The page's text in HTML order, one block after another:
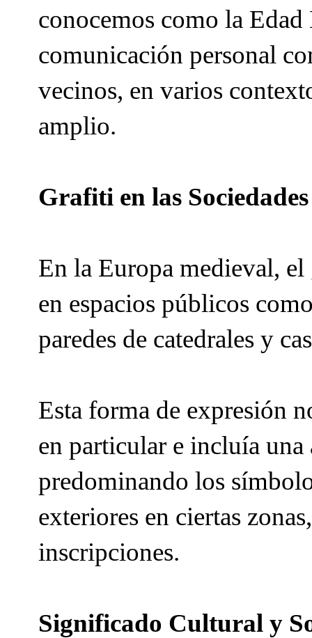
conocemos como la
comunicación personal
vecinos, en varios
amplio.
Grafiti en las
En la Europa medieval,
en espacios públicos
paredes de catedrales y
Esta forma de expresión
en particular e incluía
predominando los
exteriores en ciertas
inscripciones.
Significado Cultural y